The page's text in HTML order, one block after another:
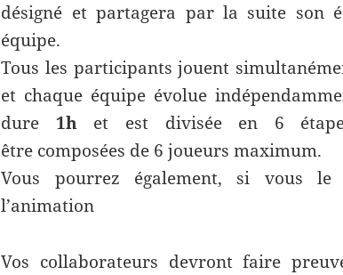
désigné et partagera par la suite son
équipe.
Tous les participants jouent
et chaque équipe évolue
dure 1het est divisée en 6
être composées de 6 joueurs maximum.
Vous pourrez également, si vous le
l’animation
Vos collaborateurs devront faire